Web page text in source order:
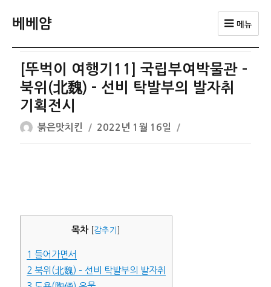
베베얌 메뉴
[뚜벅이 여행기11] 국립부여박물관 –
북위(北魏) – 선비 탁발부의 발자취
기획전시
글
쓴
붉은맛치킨
작
성
2022년 1월 16일
목차 감추기
1 들어가면서
2 북위(北魏) – 선비 탁발부의 발자취